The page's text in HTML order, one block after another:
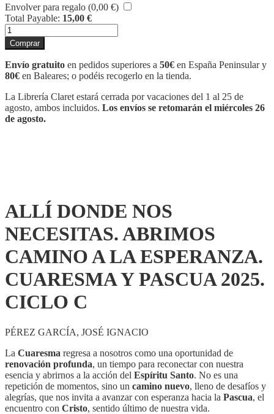
Envolver para regalo (0,00 €)
Total Payable: 15,00 €
ALLÍ
DONDE
NOS
NECESITAS.
ABRIMOS
A
LA
ESPERANZA.
Comprar
Envío gratuito en pedidos superiores a 50€ en España Peninsular y
80€ en Baleares; o podéis recogerlo en la tienda.
La Librería Claret estará cerrada por vacaciones del 1 al 25 de
agosto, ambos incluidos. Los envíos se retomarán el miércoles 26
de agosto.
ALLÍ DONDE NOS
NECESITAS. ABRIMOS
CAMINO A LA ESPERANZA.
CUARESMA Y PASCUA 2025.
CICLO C
PÉREZ GARCÍA, JOSÉ IGNACIO
La Cuaresma regresa a nosotros como una oportunidad de
renovación profunda, un tiempo para reconectar con nuestra
esencia y abrirnos a la acción del Espíritu Santo. No es una
repetición de momentos, sino un camino nuevo, lleno de desafíos y
alegrías, que nos invita a avanzar con esperanza hacia la Pascua, el
encuentro con Cristo, sentido último de nuestra vida.